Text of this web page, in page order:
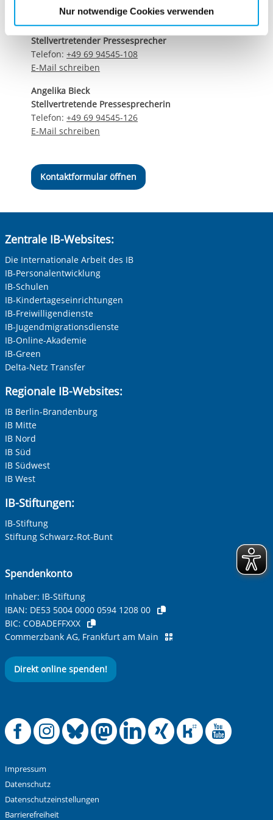
Cookies, die erforderlich zur Bereitstellung der von Ihnen
aufgerufenen und somit gewünschten Website-
Funktionen sind. Diese Cookies setzen wir aufgrund
berechtigter Interessen und daher unabhängig von einer
Nur notwendige Cookies verwenden
Matthias Schwerdtfeger
Stellvertretender Pressesprecher
Telefon:+49 69 94545-108
E-Mail schreiben
Angelika Bieck
Stellvertretende Pressesprecherin
Telefon:+49 69 94545-126
E-Mail schreiben
Kontaktformular öffnen
Zentrale IB-Websites:
Die Internationale Arbeit des IB
IB-Personalentwicklung
IB-Schulen
IB-Kindertageseinrichtungen
IB-Freiwilligendienste
IB-Jugendmigrationsdienste
IB-Online-Akademie
IB-Green
Delta-Netz Transfer
Regionale IB-Websites:
IB Berlin-Brandenburg
IB Mitte
IB Nord
IB Süd
IB Südwest
IB West
IB-Stiftungen:
IB-Stiftung
Stiftung Schwarz-Rot-Bunt
Spendenkonto
Inhaber: IB-Stiftung
IBAN: DE53 5004 0000 0594 1208 00
BIC: COBADEFFXXX
Commerzbank AG, Frankfurt am Main
Direkt online spenden!
Offizielle
Offizielle
Offizielle
Offizielle
Offizielle
Impressum
Datenschutz
Datenschutzeinstellungen
Barrierefreiheit